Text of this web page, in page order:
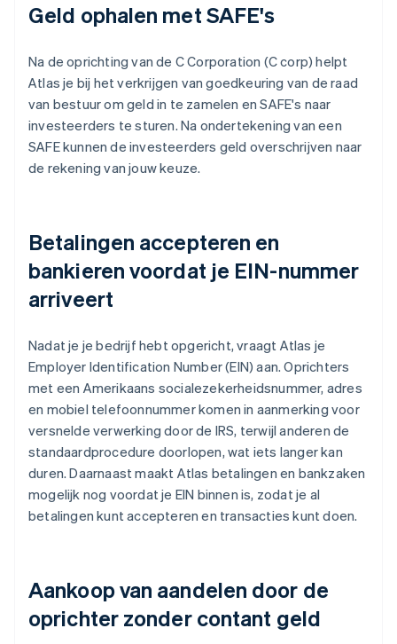
Geld ophalen met SAFE's
Na de oprichting van de C Corporation (C corp) helpt
Atlas je bij het verkrijgen van goedkeuring van de raad
van bestuur om geld in te zamelen en SAFE's naar
investeerders te sturen. Na ondertekening van een
SAFE kunnen de investeerders geld overschrijven naar
de rekening van jouw keuze.
Betalingen accepteren en
bankieren voordat je EIN-nummer
arriveert
Nadat je je bedrijf hebt opgericht, vraagt Atlas je
Employer Identification Number (EIN) aan. Oprichters
met een Amerikaans socialezekerheidsnummer, adres
en mobiel telefoonnummer komen in aanmerking voor
versnelde verwerking door de IRS, terwijl anderen de
standaardprocedure doorlopen, wat iets langer kan
duren. Daarnaast maakt Atlas betalingen en bankzaken
mogelijk nog voordat je EIN binnen is, zodat je al
betalingen kunt accepteren en transacties kunt doen.
Aankoop van aandelen door de
oprichter zonder contant geld